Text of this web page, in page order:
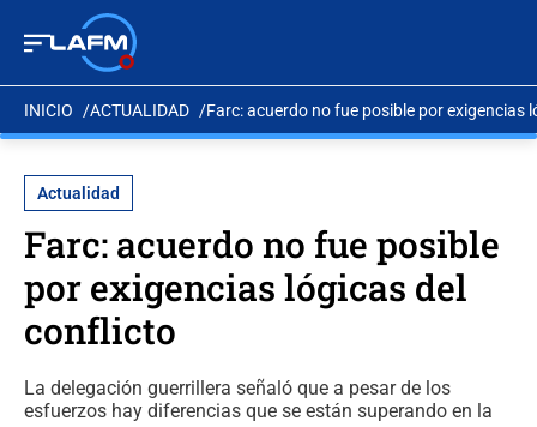
INICIO ACTUALIDAD Farc: acuerdo no fue posible por exigencias
Actualidad
Farc: acuerdo no fue posible
por exigencias lógicas del
conflicto
La delegación guerrillera señaló que a pesar de los
esfuerzos hay diferencias que se están superando en la